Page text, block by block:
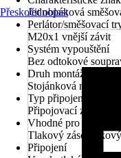
Jednopáková
Perlátor/směšovací
M20x1 vnější závit
Systém vypouštění
Bez odtokové
Druh montáže
Stojánková montáž
Typ připojení
Připojovací závit 1/2"
Vhodné pro
Tlakový
Připojení
Přeskočit oblast